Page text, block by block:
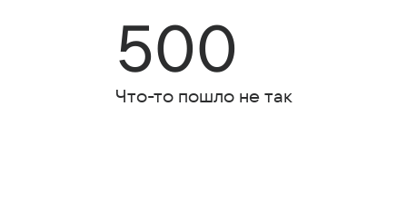
500
Что-то пошло не так